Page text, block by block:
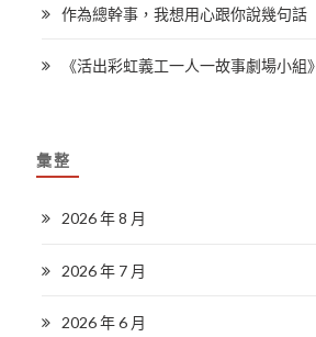
作為總幹事，我想用心跟你說幾句話
《活出彩虹義工一人一故事劇場小組》
彙整
2026 年 8 月
2026 年 7 月
2026 年 6 月